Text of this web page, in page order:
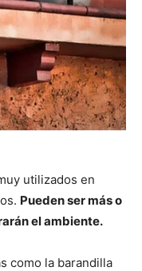
utilizados en
Pueden ser más o
el ambiente.
como la barandilla